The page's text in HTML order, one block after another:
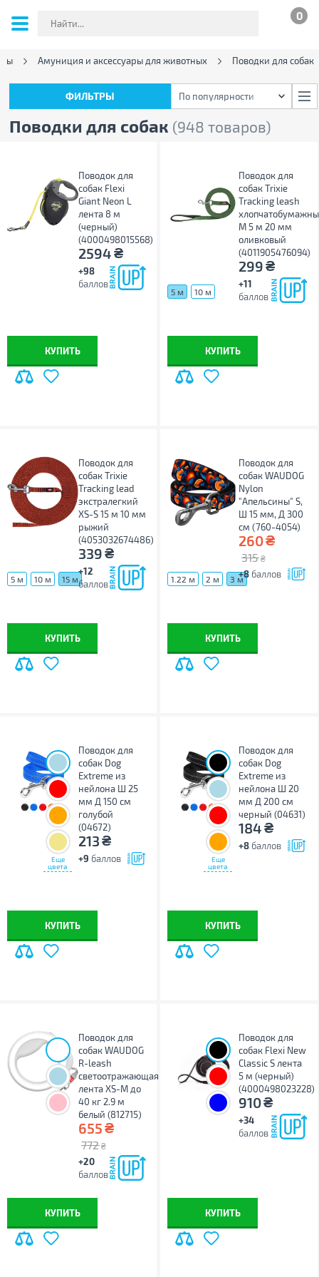
0
Амуниция и аксессуары для животных Поводки для собак
Поводки для собак (948 товаров)
ФИЛЬТРЫ По популярности
Поводок для
собак Flexi
Giant Neon L
лента 8 м
(черный)
(4000498015568)
2594₴
+98
баллов
КУПИТЬ
Поводок для
собак Trixie
Tracking leash
M 5 м 20 мм
оливковый
(4011905476094)
299₴
+11
баллов
5 м 10 м
КУПИТЬ
Поводок для
собак Trixie
Tracking lead
экстралегкий
XS-S 15 м 10 мм
рыжий
(4053032674486)
339₴
+12
баллов
5 м 10 м 15 м
КУПИТЬ
Поводок для
собак WAUDOG
Nylon
"Апельсины" S,
Ш 15 мм, Д 300
см (760-4054)
260₴
315 ₴
+8 баллов
1.22 м 2 м 3 м
КУПИТЬ
Еще
цвета
Поводок для
собак Dog
Extreme из
нейлона Ш 25
мм Д 150 см
голубой
(04672)
213₴
+9 баллов
КУПИТЬ
Еще
цвета
Поводок для
собак Dog
Extreme из
нейлона Ш 20
мм Д 200 см
черный (04631)
184₴
+8 баллов
КУПИТЬ
Поводок для
собак WAUDOG
R-leash
светоотражающая
лента XS-M до
40 кг 2.9 м
белый (812715)
655₴
772 ₴
+20
баллов
КУПИТЬ
Поводок для
собак Flexi New
Classic S лента
5 м (черный)
(4000498023228)
910₴
+34
баллов
КУПИТЬ
ФИЛЬТРЫ По популярности